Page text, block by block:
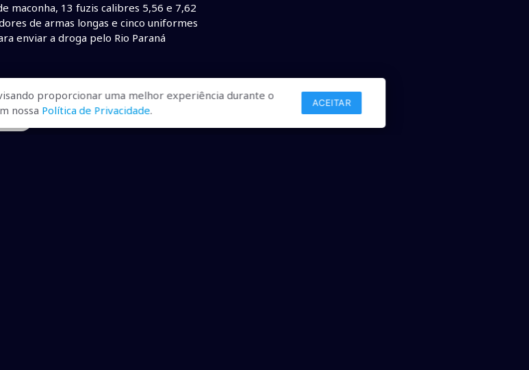
maconha, 13 fuzis calibres 5,56 e 7,62
de armas longas e cinco uniformes
enviar a droga pelo Rio Paraná
proporcionar uma melhor experiência durante o
nossa Política de Privacidade.
ACEITAR